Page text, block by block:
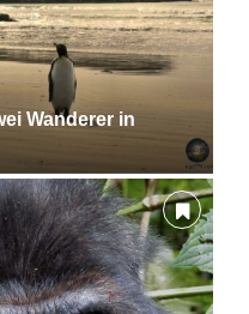
Wanderer in